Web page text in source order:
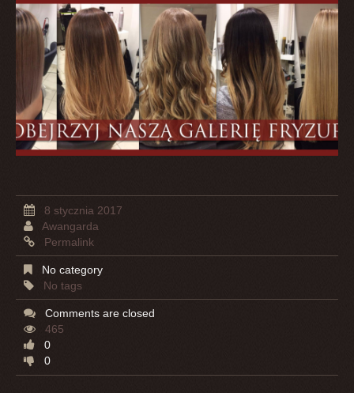
8 stycznia 2017
Awangarda
Permalink
No category
No tags
Comments are closed
465
0
0